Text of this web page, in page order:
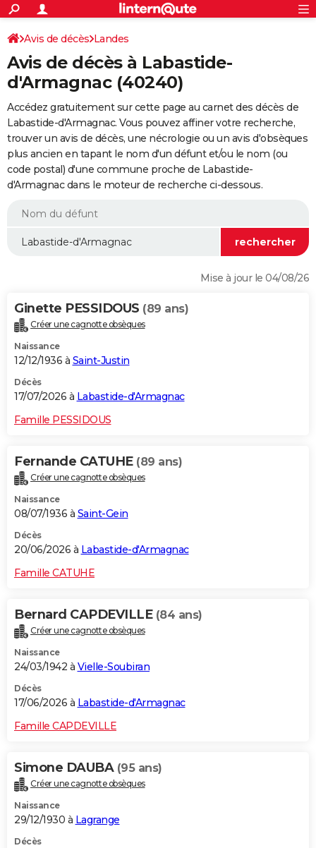
ACTUALITÉS
Politique
Société
Faits Divers
Education
Monde
Villes
+
SPORT
Coupe du monde 2026
Football
Tennis
Cyclisme
Rugby
Forum
CULTURE
FINANCE
Retraite
Impôts
Epargne
Immobilier
Risques naturels par ville
Banque
Assurance
Crédit
Essais
Réserver un essai
Citadines
Berlines
SUV
Forum auto
+
HIGH-TECH
Mobiles
Meilleur smartphone
Internet
Ordinateurs
Jeux vidéo
Guide high-tech
+
BRICOLAGE
Forum
Aménagement intérieur
Extérieur
Cuisine
Salle de bains
Jardinage
Rangement
WEEK-END
Guides de France
Escapades
Patrimoine
Expositions
Musées
Week-end nature
LIFESTYLE
Alimentation
Guide de la santé
Maladies
Médicaments
Sommeil
VOYAGE
Destinations
City break
Voyage nature
Voyage de noces
Forum
Climat
+PHOTO
GUIDES D'ACHAT
BONS PLANS
CARTE DE VOEUX
Dictionnaire
Biographies
Citations
Expressions
Proverbes
PROGRAMME TV
COPAINS D'AVANT
S'inscrire
Se connecter
Lycées
Collèges
Primaires
Universités
Entreprises
Service militaire
Avis de recherche
AVIS DE DÉCÈS
Avis de décès Landes
Avis de décès à Labastide-
d'Armagnac (40240)
Accédez gratuitement sur cette page au carnet des décès de
Labastide-d'Armagnac. Vous pouvez affiner votre recherche,
trouver un avis de décès, une nécrologie ou un avis d'obsèques
plus ancien en tapant le nom d'un défunt et/ou le nom (ou
code postal) d'une commune proche de Labastide-
d'Armagnac dans le moteur de recherche ci-dessous.
Mise à jour le 04/08/26
Ginette PESSIDOUS (89 ans)
Créer une cagnotte obsèques
Naissance
12/12/1936 à Saint-Justin
Décès
17/07/2026 à Labastide-d'Armagnac
Famille PESSIDOUS
Fernande CATUHE (89 ans)
Créer une cagnotte obsèques
Naissance
08/07/1936 à Saint-Gein
Décès
20/06/2026 à Labastide-d'Armagnac
Famille CATUHE
Bernard CAPDEVILLE (84 ans)
Créer une cagnotte obsèques
Naissance
24/03/1942 à Vielle-Soubiran
Décès
17/06/2026 à Labastide-d'Armagnac
Famille CAPDEVILLE
Simone DAUBA (95 ans)
Créer une cagnotte obsèques
Naissance
29/12/1930 à Lagrange
Décès